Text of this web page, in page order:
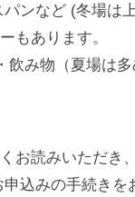
ンなど (冬場は
もあります。
み物（夏場は多
お読みいただき
込みの手続きを